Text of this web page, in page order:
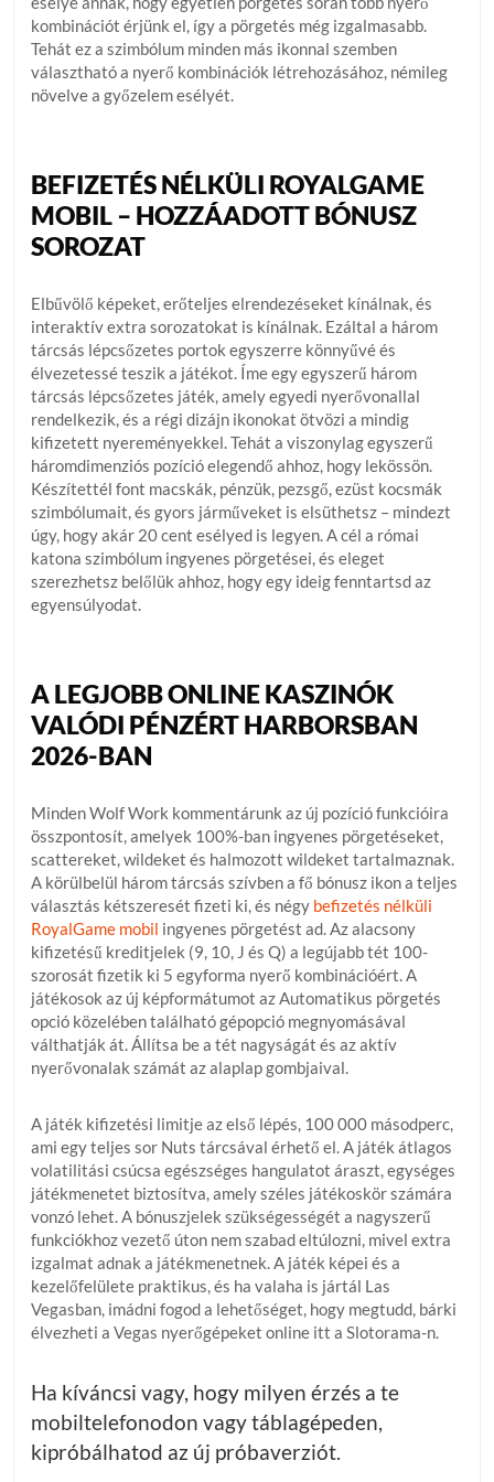
kombinációt érjünk el, így a pörgetés még izgalmasabb.
Tehát ez a szimbólum minden más ikonnal szemben
választható a nyerő kombinációk létrehozásához, némileg
növelve a győzelem esélyét.
BEFIZETÉS NÉLKÜLI ROYALGAME
MOBIL – HOZZÁADOTT BÓNUSZ
SOROZAT
Elbűvölő képeket, erőteljes elrendezéseket kínálnak, és
interaktív extra sorozatokat is kínálnak. Ezáltal a három
tárcsás lépcsőzetes portok egyszerre könnyűvé és
élvezetessé teszik a játékot. Íme egy egyszerű három
tárcsás lépcsőzetes játék, amely egyedi nyerővonallal
rendelkezik, és a régi dizájn ikonokat ötvözi a mindig
kifizetett nyereményekkel. Tehát a viszonylag egyszerű
háromdimenziós pozíció elegendő ahhoz, hogy lekössön.
Készítettél font macskák, pénzük, pezsgő, ezüst kocsmák
szimbólumait, és gyors járműveket is elsüthetsz – mindezt
úgy, hogy akár 20 cent esélyed is legyen. A cél a római
katona szimbólum ingyenes pörgetései, és eleget
szerezhetsz belőlük ahhoz, hogy egy ideig fenntartsd az
egyensúlyodat.
A LEGJOBB ONLINE KASZINÓK
VALÓDI PÉNZÉRT HARBORSBAN
2026-BAN
Minden Wolf Work kommentárunk az új pozíció funkcióira
összpontosít, amelyek 100%-ban ingyenes pörgetéseket,
scattereket, wildeket és halmozott wildeket tartalmaznak.
A körülbelül három tárcsás szívben a fő bónusz ikon a teljes
választás kétszeresét fizeti ki, és négy befizetés nélküli
RoyalGame mobil ingyenes pörgetést ad. Az alacsony
kifizetésű kreditjelek (9, 10, J és Q) a legújabb tét 100-
szorosát fizetik ki 5 egyforma nyerő kombinációért. A
játékosok az új képformátumot az Automatikus pörgetés
opció közelében található gépopció megnyomásával
válthatják át. Állítsa be a tét nagyságát és az aktív
nyerővonalak számát az alaplap gombjaival.
A játék kifizetési limitje az első lépés, 100 000 másodperc,
ami egy teljes sor Nuts tárcsával érhető el. A játék átlagos
volatilitási csúcsa egészséges hangulatot áraszt, egységes
játékmenetet biztosítva, amely széles játékoskör számára
vonzó lehet. A bónuszjelek szükségességét a nagyszerű
funkciókhoz vezető úton nem szabad eltúlozni, mivel extra
izgalmat adnak a játékmenetnek. A játék képei és a
kezelőfelülete praktikus, és ha valaha is jártál Las
Vegasban, imádni fogod a lehetőséget, hogy megtudd, bárki
élvezheti a Vegas nyerőgépeket online itt a Slotorama-n.
Ha kíváncsi vagy, hogy milyen érzés a te
mobiltelefonodon vagy táblagépeden,
kipróbálhatod az új próbaverziót.